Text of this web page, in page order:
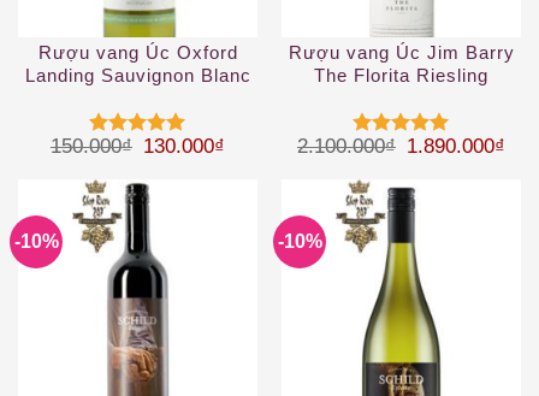
Rượu vang Úc Oxford
Landing Sauvignon Blanc
Được xếp
sao
150.000₫ Giá gốc là: 150.000₫.
130.000₫ Giá hiện tại là: 130.000₫.
Rượu vang Úc Jim Barry
The Florita Riesling
Được xếp
sao
2.100.000₫ Giá gốc là:
1.890.000₫
-10% -10%